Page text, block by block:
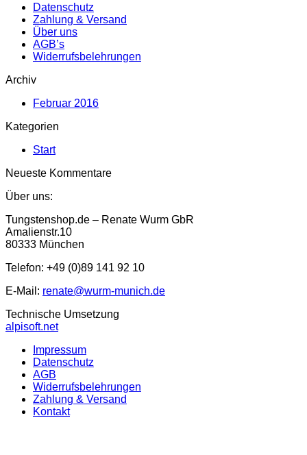
Datenschutz
Zahlung & Versand
Über uns
AGB’s
Widerrufsbelehrungen
Archiv
Februar 2016
Kategorien
Start
Neueste Kommentare
Über uns:
Tungstenshop.de – Renate Wurm GbR
Amalienstr.10
80333 München
Telefon: +49 (0)89 141 92 10
E-Mail: renate@wurm-munich.de
Technische Umsetzung
alpisoft.net
Impressum
Datenschutz
AGB
Widerrufsbelehrungen
Zahlung & Versand
Kontakt